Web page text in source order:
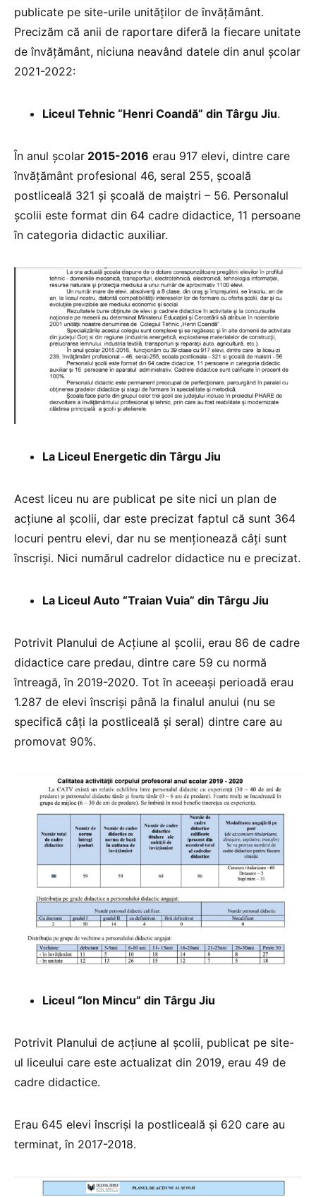
publicate pe site-urile unităților de învățământ.
Precizăm că anii de raportare diferă la fiecare unitate
de învățământ, niciuna neavând datele din anul școlar
2021-2022:
Liceul Tehnic “Henri Coandă” din Târgu Jiu.
În anul şcolar 2015-2016 erau 917 elevi, dintre care
învăţământ profesional 46, seral 255, școală
postliceală 321 și şcoală de maiștri – 56. Personalul
şcolii este format din 64 cadre didactice, 11 persoane
în categoria didactic auxiliar.
La Liceul Energetic din Târgu Jiu
Acest liceu nu are publicat pe site nici un plan de
acțiune al școlii, dar este precizat faptul că sunt 364
locuri pentru elevi, dar nu se menționează câți sunt
înscriși. Nici numărul cadrelor didactice nu e precizat.
La Liceul Auto “Traian Vuia” din Târgu Jiu
Potrivit Planului de Acțiune al școlii, erau 86 de cadre
didactice care predau, dintre care 59 cu normă
întreagă, în 2019-2020. Tot în aceeași perioadă erau
1.287 de elevi înscriși până la finalul anului (nu se
specifică câți la postliceală și seral) dintre care au
promovat 90%.
Liceul “Ion Mincu” din Târgu Jiu
Potrivit Planului de acțiune al școlii, publicat pe site-
ul liceului care este actualizat din 2019, erau 49 de
cadre didactice.
Erau 645 elevi înscriși la postliceală și 620 care au
terminat, în 2017-2018.